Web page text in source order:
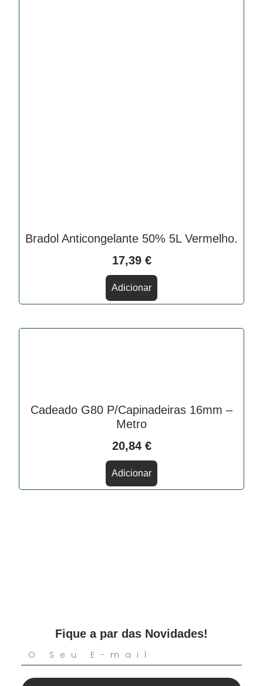
Bradol Anticongelante 50% 5L Vermelho.
17,39 €
Adicionar
Cadeado G80 P/Capinadeiras 16mm –
Metro
20,84 €
Adicionar
Fique a par das Novidades!